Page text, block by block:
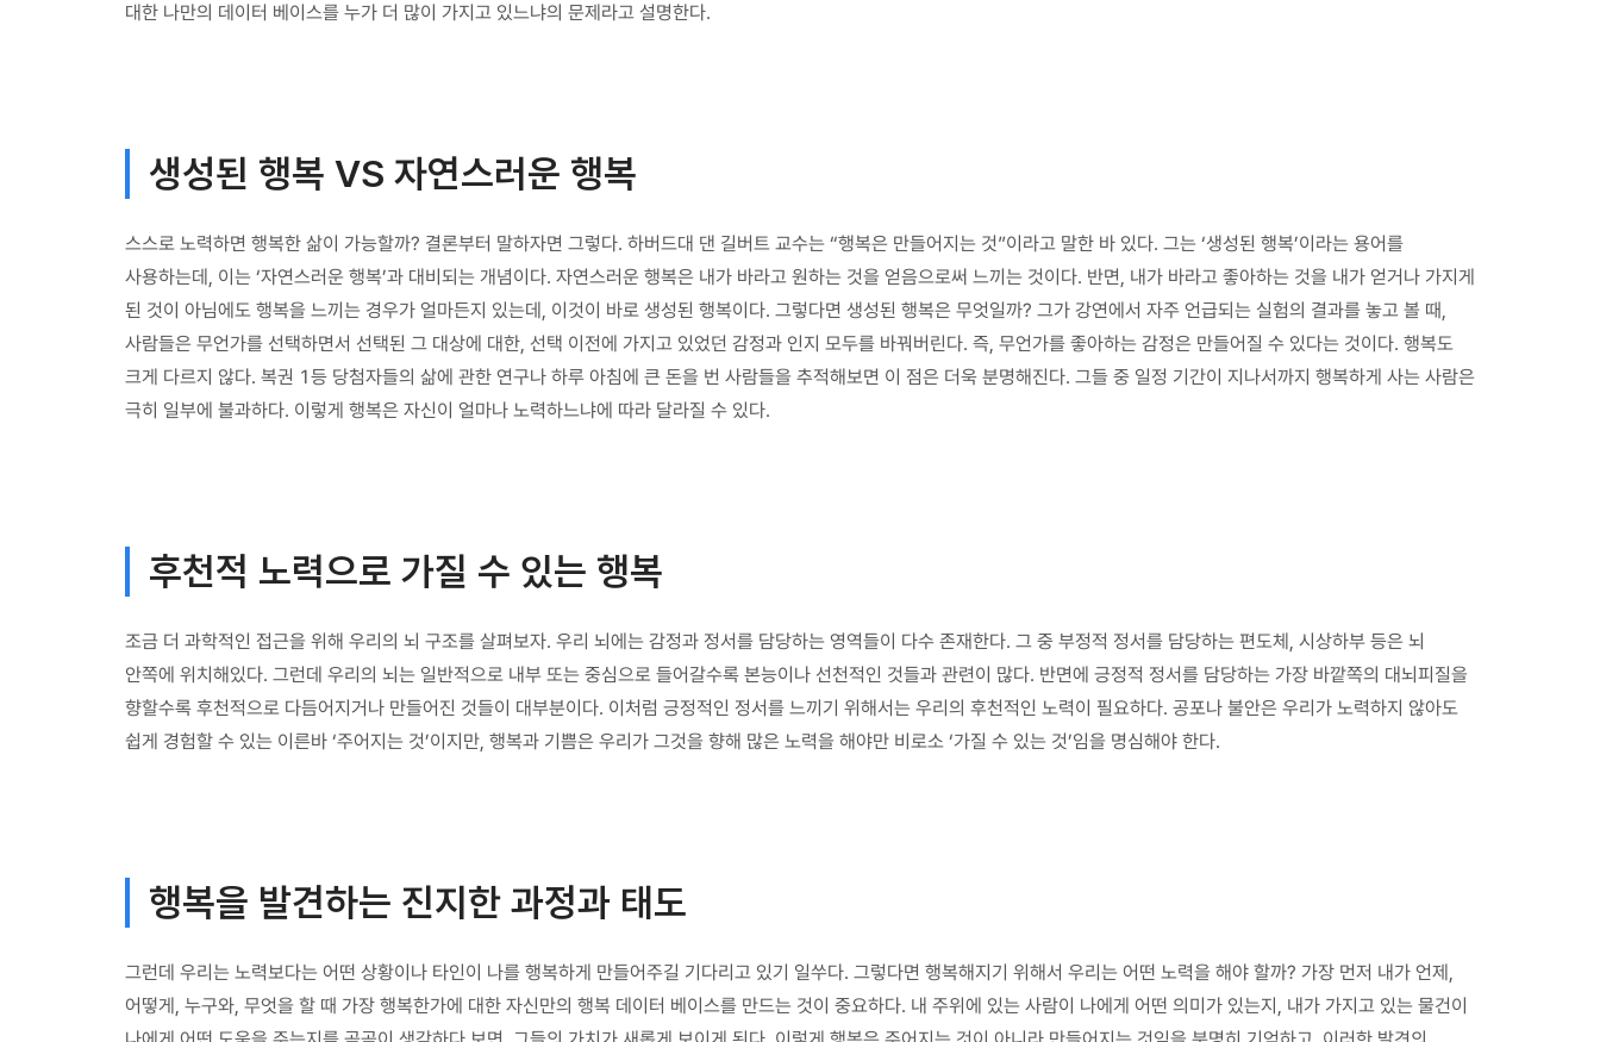
대한 나만의 데이터 베이스를 누가 더 많이 가지고 있느냐의 문제라고 설명한다.
생성된 행복 VS 자연스러운 행복
스스로 노력하면 행복한 삶이 가능할까? 결론부터 말하자면 그렇다. 하버드대 댄 길버트 교수는 “행복은 만들어지는 것”이라고 말한 바 있다. 그는 ‘생성된 행복’이라는 용어를
사용하는데, 이는 ‘자연스러운 행복’과 대비되는 개념이다. 자연스러운 행복은 내가 바라고 원하는 것을 얻음으로써 느끼는 것이다. 반면, 내가 바라고 좋아하는 것을 내가 얻거나 가지게
된 것이 아님에도 행복을 느끼는 경우가 얼마든지 있는데, 이것이 바로 생성된 행복이다. 그렇다면 생성된 행복은 무엇일까? 그가 강연에서 자주 언급되는 실험의 결과를 놓고 볼 때,
사람들은 무언가를 선택하면서 선택된 그 대상에 대한, 선택 이전에 가지고 있었던 감정과 인지 모두를 바꿔버린다. 즉, 무언가를 좋아하는 감정은 만들어질 수 있다는 것이다. 행복도
크게 다르지 않다. 복권 1등 당첨자들의 삶에 관한 연구나 하루 아침에 큰 돈을 번 사람들을 추적해보면 이 점은 더욱 분명해진다. 그들 중 일정 기간이 지나서까지 행복하게 사는 사람은
극히 일부에 불과하다. 이렇게 행복은 자신이 얼마나 노력하느냐에 따라 달라질 수 있다.
후천적 노력으로 가질 수 있는 행복
조금 더 과학적인 접근을 위해 우리의 뇌 구조를 살펴보자. 우리 뇌에는 감정과 정서를 담당하는 영역들이 다수 존재한다. 그 중 부정적 정서를 담당하는 편도체, 시상하부 등은 뇌
안쪽에 위치해있다. 그런데 우리의 뇌는 일반적으로 내부 또는 중심으로 들어갈수록 본능이나 선천적인 것들과 관련이 많다. 반면에 긍정적 정서를 담당하는 가장 바깥쪽의 대뇌피질을
향할수록 후천적으로 다듬어지거나 만들어진 것들이 대부분이다. 이처럼 긍정적인 정서를 느끼기 위해서는 우리의 후천적인 노력이 필요하다. 공포나 불안은 우리가 노력하지 않아도
쉽게 경험할 수 있는 이른바 ‘주어지는 것’이지만, 행복과 기쁨은 우리가 그것을 향해 많은 노력을 해야만 비로소 ‘가질 수 있는 것’임을 명심해야 한다.
행복을 발견하는 진지한 과정과 태도
그런데 우리는 노력보다는 어떤 상황이나 타인이 나를 행복하게 만들어주길 기다리고 있기 일쑤다. 그렇다면 행복해지기 위해서 우리는 어떤 노력을 해야 할까? 가장 먼저 내가 언제,
어떻게, 누구와, 무엇을 할 때 가장 행복한가에 대한 자신만의 행복 데이터 베이스를 만드는 것이 중요하다. 내 주위에 있는 사람이 나에게 어떤 의미가 있는지, 내가 가지고 있는 물건이